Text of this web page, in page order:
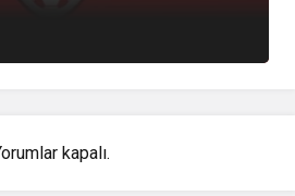
kapalı.